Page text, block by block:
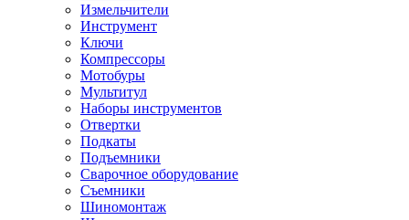
Измельчители
Инструмент
Ключи
Компрессоры
Мотобуры
Мультитул
Наборы инструментов
Отвертки
Подкаты
Подъемники
Сварочное оборудование
Съемники
Шиномонтаж